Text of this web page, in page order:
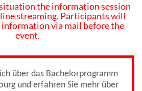
the information session
streaming. Participants will
information via mail before the
event.
über das Bachelorprogramm
und erfahren Sie mehr über